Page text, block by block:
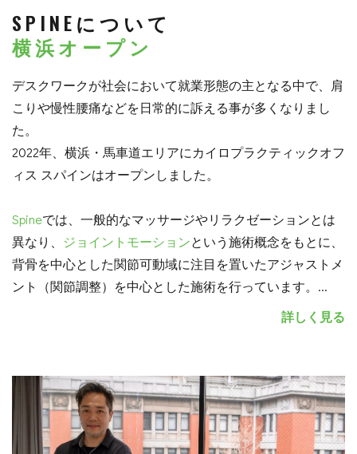
SPINEについて
横浜オープン
デスクワークが社会において就業形態の主となる中で、肩
こりや慢性腰痛などを日常的に訴える事が多くなりまし
た。
2022年、横浜・馬車道エリアにカイロプラクティックオフ
ィス スパインはオープンしました。
Spineでは、一般的なマッサージやリラクゼーションとは
異なり、 ジョイントモーションという施術概念をもとに、
背骨を中心とした関節可動域に注目を置いたアジャストメ
ント（関節調整）を中心とした施術を行っています。 ...
詳しく見る